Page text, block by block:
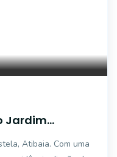
Atibaia. Com uma